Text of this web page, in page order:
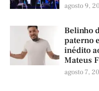
agosto 9,
Belinho
paterno
inédito
Mateus
agosto 7,